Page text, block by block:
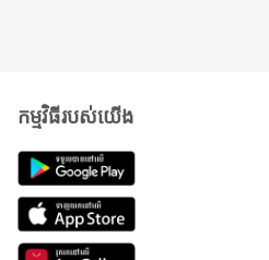
កម្មវិធីរបស់យើង